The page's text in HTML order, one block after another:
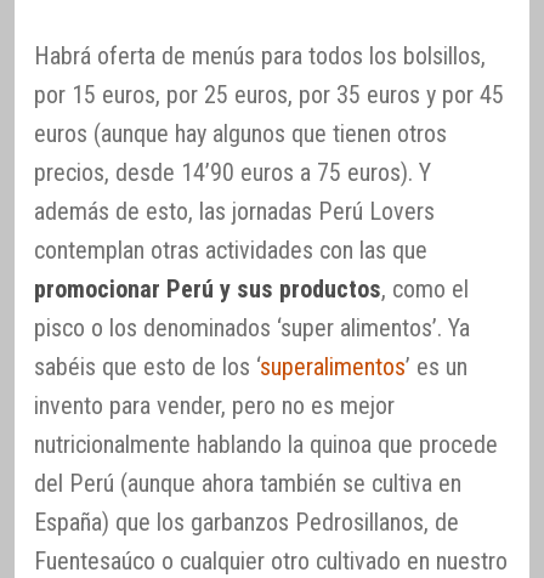
Habrá oferta de menús para todos los bolsillos,
por 15 euros, por 25 euros, por 35 euros y por 45
euros (aunque hay algunos que tienen otros
precios, desde 14’90 euros a 75 euros). Y
además de esto, las jornadas Perú Lovers
contemplan otras actividades con las que
promocionar Perú y sus productos, como el
pisco o los denominados ‘super alimentos’. Ya
sabéis que esto de los ‘superalimentos’ es un
invento para vender, pero no es mejor
nutricionalmente hablando la quinoa que procede
del Perú (aunque ahora también se cultiva en
España) que los garbanzos Pedrosillanos, de
Fuentesaúco o cualquier otro cultivado en nuestro